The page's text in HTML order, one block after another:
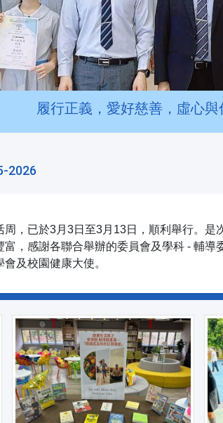
履行正義，愛好慈善，虛心
2026
，已於3月3日至3月13日，順利舉行。
，感謝各聯合舉辦的委員會及學科 - 輔
及校園健康大使。